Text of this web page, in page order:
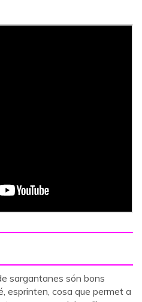
sargantanes són bons
esprinten, cosa que permet a